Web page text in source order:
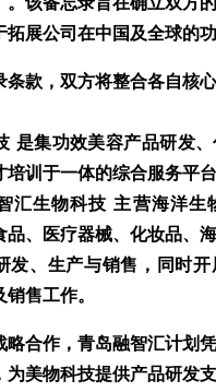
展公司在中国及全球的功
条款，双方将整合各自核
是集功效美容产品研发
训于一体的综合服务平台
汇生物科技 主营海洋生
品、医疗器械、化妆品、
发、生产与销售，同时
售工作。
略合作，青岛融智汇计划
为美物科技提供产品研发